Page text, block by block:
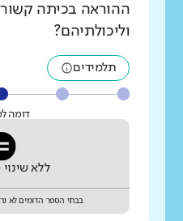
ההוראה בכיתה
וליכולתיהם?
תלמידים
דומה
ללא
בבתי הספר הדומים לא